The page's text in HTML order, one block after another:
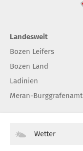
Landesweit
Bozen Leifers
Bozen Land
Ladinien
Meran-Burggrafenamt
Wetter